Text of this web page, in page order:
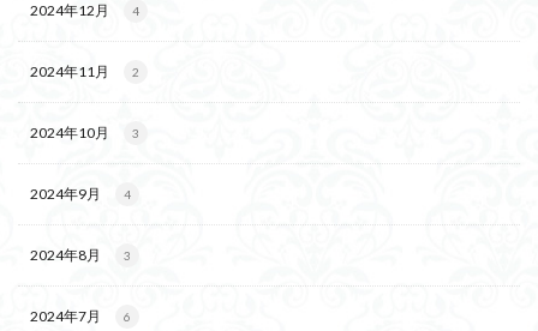
2024年12月 4
2024年11月 2
2024年10月 3
2024年9月 4
2024年8月 3
2024年7月 6